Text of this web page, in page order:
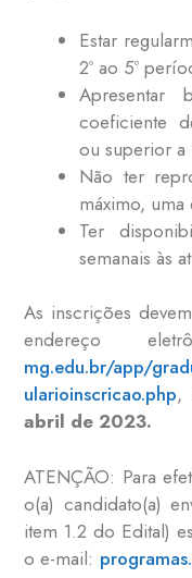
Estar
2º ao 5º
Apresentar
coeficiente
ou superior a
Não ter
máximo,
Ter
semanais às
As inscrições
endereço
mg.edu.br/app/
ularioinscricao.php,
abril de 2023.
ATENÇÃO: Para
o(a) candidato(a)
item 1.2 do Edital)
o e-mail: